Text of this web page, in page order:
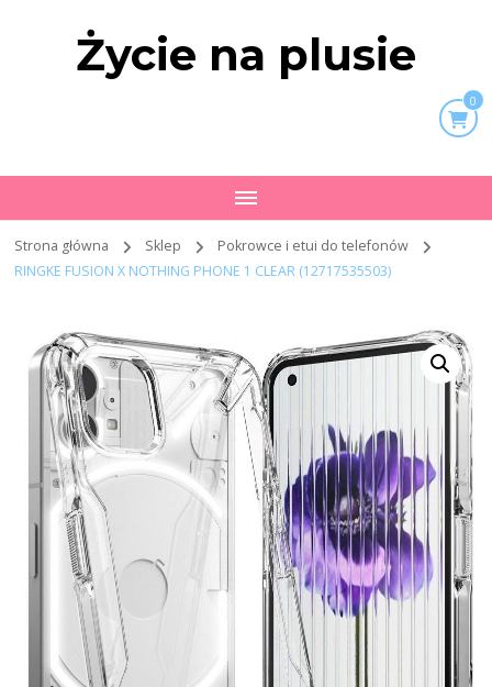
Życie na plusie
0
Strona główna Sklep
Pokrowce i etui do telefonów
RINGKE FUSION X NOTHING PHONE 1 CLEAR (12717535503)